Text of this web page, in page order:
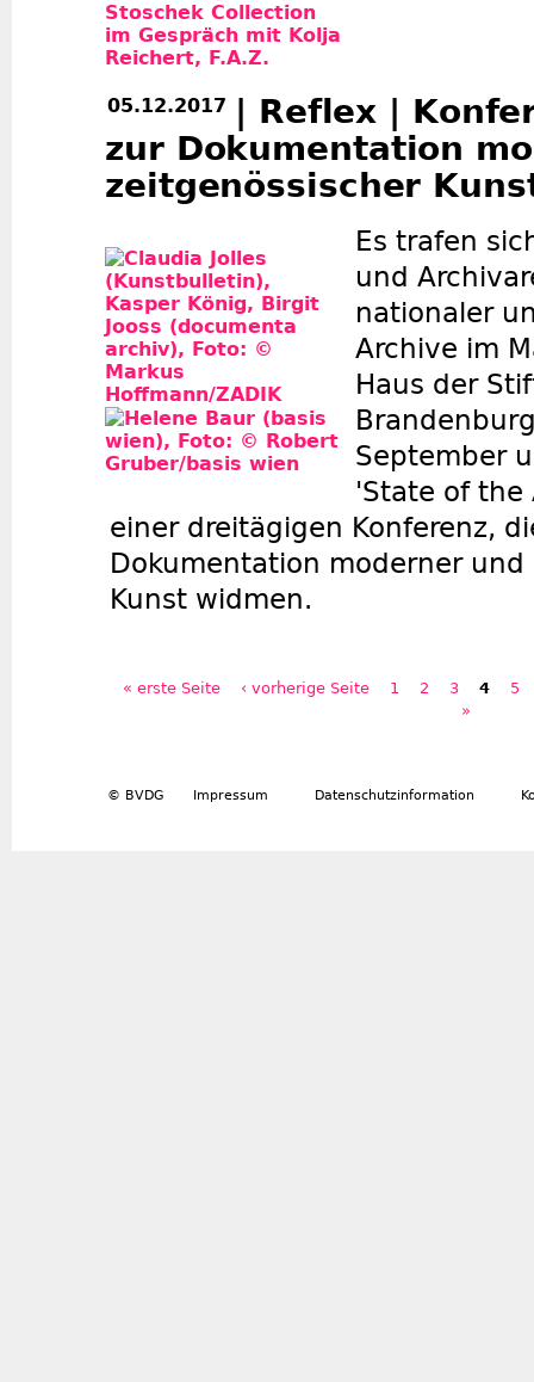
05.12.2017 | Reflex |
zur Dokumentation
zeitgenössischer
Es trafen
und
nationaler
Archive im
Haus der
September
'State of the
einer dreitägigen Konferenz,
Dokumentation moderner und
Kunst widmen.
Seiten
« erste Seite ‹ vorherige Seite 1 2 3 4
5
»
© BVDG Impressum Datenschutzinformation